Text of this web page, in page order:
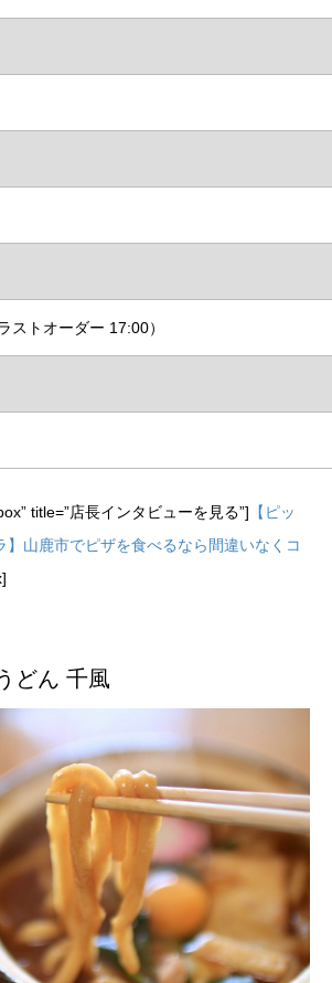
ストオーダー 17:00）
title=”店長インタビューを見る”] 【ピッ
】山鹿市でピザを食べるなら間違いなくコ
どん 千風